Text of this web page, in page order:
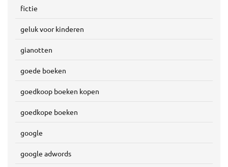
fictie
geluk voor kinderen
gianotten
goede boeken
goedkoop boeken kopen
goedkope boeken
google
google adwords